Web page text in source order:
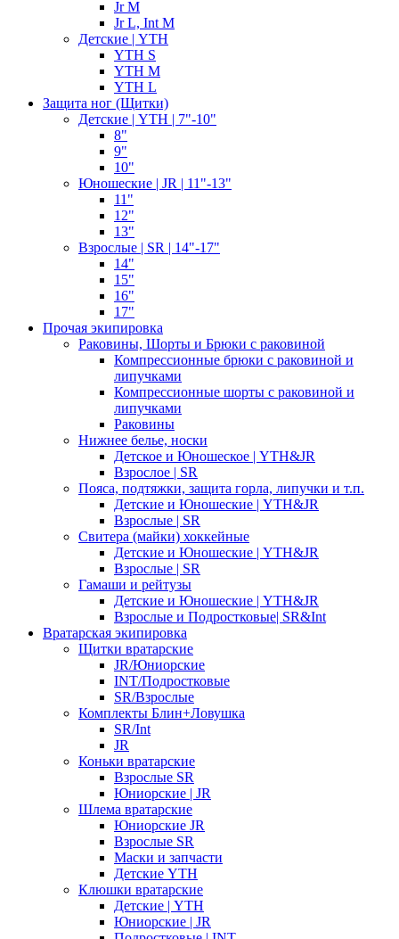
Jr M
Jr L, Int M
Детские | YTH
YTH S
YTH M
YTH L
Защита ног (Щитки)
Детские | YTH | 7"-10"
8"
9"
10"
Юношеские | JR | 11"-13"
11"
12"
13"
Взрослые | SR | 14"-17"
14"
15"
16"
17"
Прочая экипировка
Раковины, Шорты и Брюки с раковиной
Компрессионные брюки с раковиной и
липучками
Компрессионные шорты с раковиной и
липучками
Раковины
Нижнее белье, носки
Детское и Юношеское | YTH&JR
Взрослое | SR
Пояса, подтяжки, защита горла, липучки и т.п.
Детские и Юношеские | YTH&JR
Взрослые | SR
Свитера (майки) хоккейные
Детские и Юношеские | YTH&JR
Взрослые | SR
Гамаши и рейтузы
Детские и Юношеские | YTH&JR
Взрослые и Подростковые| SR&Int
Вратарская экипировка
Щитки вратарские
JR/Юниорские
INT/Подростковые
SR/Взрослые
Комплекты Блин+Ловушка
SR/Int
JR
Коньки вратарские
Взрослые SR
Юниорские | JR
Шлема вратарские
Юниорские JR
Взрослые SR
Маски и запчасти
Детские YTH
Клюшки вратарские
Детские | YTH
Юниорские | JR